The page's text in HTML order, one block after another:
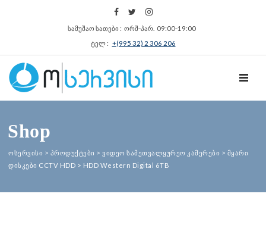
სამუშაო სათები : ორშ‑პარ. 09:00‑19:00
ტელ : +(995 32) 2 306 206
Shop
ოსერვისი > პროდუქტები > ვიდეო სამეთვალყურეო კამერები > მყარი
დისკები CCTV HDD > HDD Western Digital 6TB